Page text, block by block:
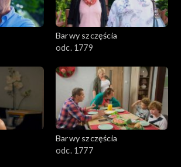
Barwy szczęścia
odc. 1779
Barwy szczęścia
odc. 1777